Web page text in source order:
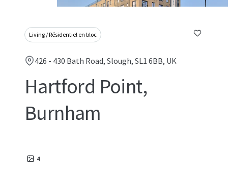
Living / Résidentiel en bloc
426 - 430 Bath Road, Slough, SL1 6BB, UK
Hartford Point,
Burnham
4